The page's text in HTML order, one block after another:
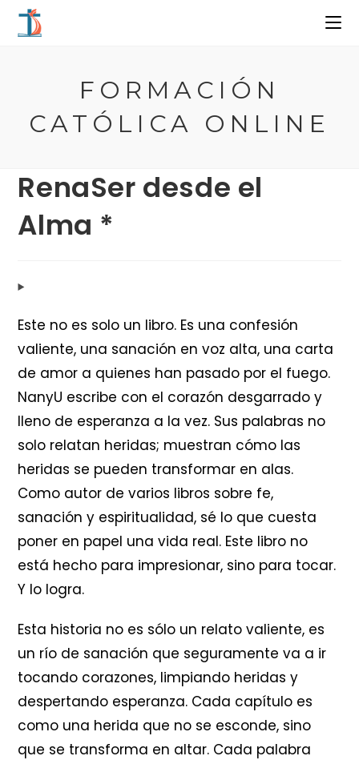
FORMACIÓN
CATÓLICA ONLINE
RenaSer desde el
Alma *
Este no es solo un libro. Es una confesión
valiente, una sanación en voz alta, una carta
de amor a quienes han pasado por el fuego.
NanyU escribe con el corazón desgarrado y
lleno de esperanza a la vez. Sus palabras no
solo relatan heridas; muestran cómo las
heridas se pueden transformar en alas.
Como autor de varios libros sobre fe,
sanación y espiritualidad, sé lo que cuesta
poner en papel una vida real. Este libro no
está hecho para impresionar, sino para tocar.
Y lo logra.
Esta historia no es sólo un relato valiente, es
un río de sanación que seguramente va a ir
tocando corazones, limpiando heridas y
despertando esperanza. Cada capítulo es
como una herida que no se esconde, sino
que se transforma en altar. Cada palabra